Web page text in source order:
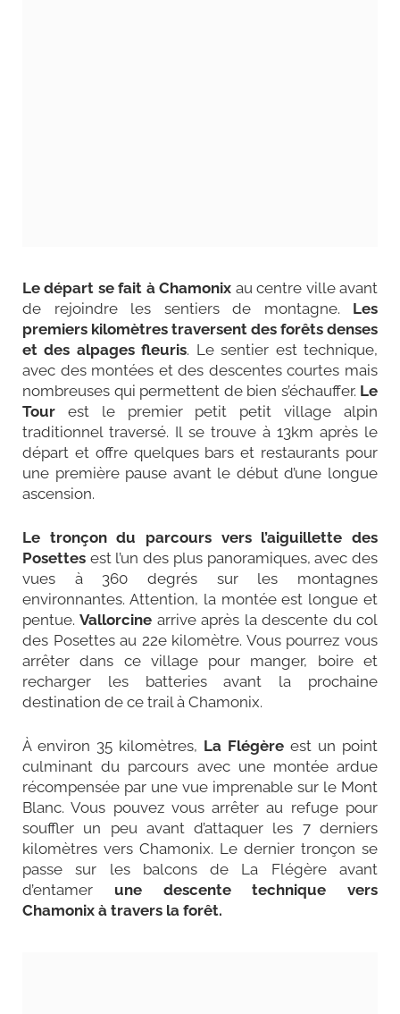
Le départ se fait à Chamonix au centre ville avant
de rejoindre les sentiers de montagne. Les
premiers kilomètres traversent des forêts denses
et des alpages fleuris. Le sentier est technique,
avec des montées et des descentes courtes mais
nombreuses qui permettent de bien s’échauffer. Le
Tour est le premier petit petit village alpin
traditionnel traversé. Il se trouve à 13km après le
départ et offre quelques bars et restaurants pour
une première pause avant le début d’une longue
ascension.
Le tronçon du parcours vers l’aiguillette des
Posettes est l’un des plus panoramiques, avec des
vues à 360 degrés sur les montagnes
environnantes. Attention, la montée est longue et
pentue.Vallorcine arrive après la descente du col
des Posettes au 22e kilomètre. Vous pourrez vous
arrêter dans ce village pour manger, boire et
recharger les batteries avant la prochaine
destination de ce trail à Chamonix.
À environ 35 kilomètres, La Flégère est un point
culminant du parcours avec une montée ardue
récompensée par une vue imprenable sur le Mont
Blanc. Vous pouvez vous arrêter au refuge pour
souffler un peu avant d’attaquer les 7 derniers
kilomètres vers Chamonix. Le dernier tronçon se
passe sur les balcons de La Flégère avant
d’entamer une descente technique vers
Chamonix à travers la forêt.